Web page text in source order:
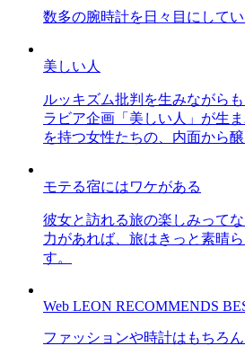
数多の腕時計を日々目にして
美しい人
ルッキズム批判を生みながら
ラビア企画「美しい人」が生
を持つ女性たちの、内面から
モテる宿にはワケがある
彼女と訪れる旅の楽しみって
力があれば、旅はきっと素晴
す。
Web LEON RECOMMENDS
ファッションや時計はもちろ